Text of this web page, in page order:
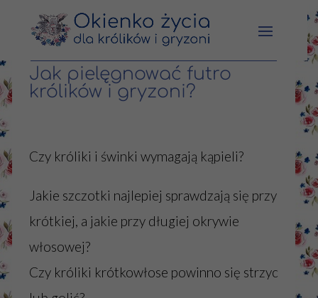
Jak pielęgnować futro
królików i gryzoni?
Czy króliki i świnki wymagają kąpieli?
Jakie szczotki najlepiej sprawdzają się przy
krótkiej, a jakie przy długiej okrywie
włosowej?
Czy króliki krótkowłose powinno się strzyc